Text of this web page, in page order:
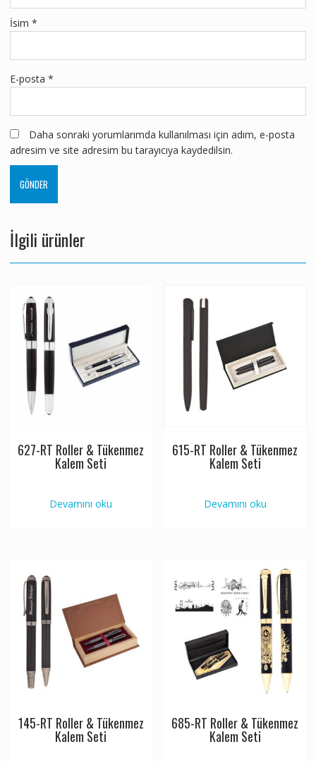
İsim *
E-posta *
Daha sonraki yorumlarımda kullanılması için adım, e-posta
adresim ve site adresim bu tarayıcıya kaydedilsin.
İlgili ürünler
627-RT Roller & Tükenmez
Kalem Seti
Devamını oku
615-RT Roller & Tükenmez
Kalem Seti
Devamını oku
145-RT Roller & Tükenmez
Kalem Seti
685-RT Roller & Tükenmez
Kalem Seti